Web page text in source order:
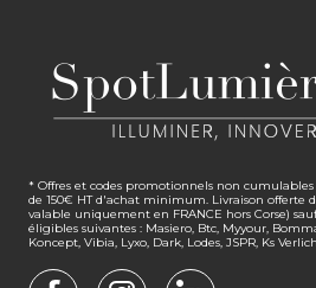
* Offres et codes promotionnels non
de 150€ HT d'achat minimum. Livraison offerte
valable uniquement en FRANCE hors Corse)
éligibles suivantes : Masiero, Btc, Myyour,
Koncept, Vibia, Lyxo, Dark, Lodes, JSPR, Ks